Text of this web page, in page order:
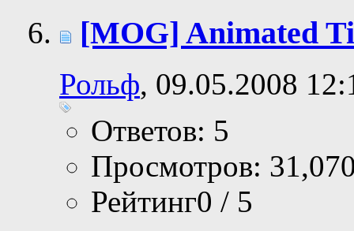
[MOG] Animated
Рольф, 09.05.2008
Ответов: 5
Просмотров:
Рейтинг0 / 5